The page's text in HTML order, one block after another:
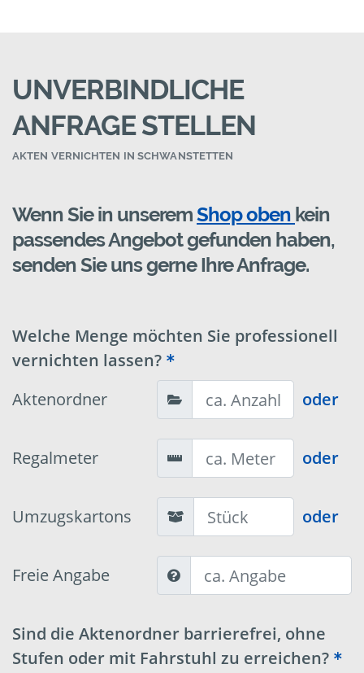
UNVERBINDLICHE
ANFRAGE STELLEN
AKTEN VERNICHTEN IN SCHWANSTETTEN
Wenn Sie in unseremShop oben kein
passendes Angebot gefunden haben,
senden Sie uns gerne Ihre Anfrage.
Welche Menge möchten Sie professionell
vernichten lassen?
Aktenordner
oder
Regalmeter oder
Umzugskartons oder
Freie Angabe
Sind die Aktenordner barrierefrei, ohne
Stufen oder mit Fahrstuhl zu erreichen?